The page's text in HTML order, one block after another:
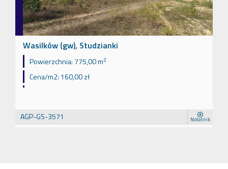
Wasilków (gw), Studzianki
Powierzchnia: 775,00 m2
Cena/m2: 160,00 zł
AGP-GS-3571 Notatnik